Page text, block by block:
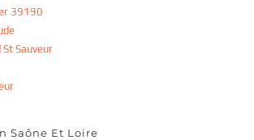
39190
Sauveur
Saône Et Loire